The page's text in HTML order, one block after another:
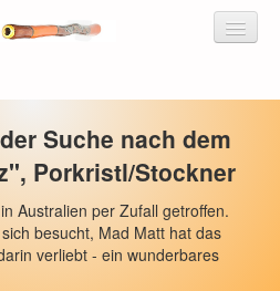
Suche nach dem
Porkristl/Stockner
Australien per Zufall getroffen.
besucht, Mad Matt hat das
verliebt - ein wunderbares